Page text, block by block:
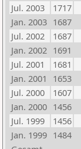
Jul. 2003
1717
Jan. 2003 1687
Jul. 2002
1687
Jan. 2002 1691
Jul. 2001
1681
Jan. 2001
1653
Jul. 2000
1607
Jan. 2000 1456
Jul. 1999
1456
Jan. 1999 1484